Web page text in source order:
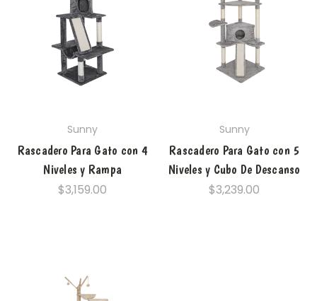
Sunny
Rascadero Para Gato con 4
Niveles y Rampa
$3,159.00
Sunny
Rascadero Para Gato con 5
Niveles y Cubo De Descanso
$3,239.00